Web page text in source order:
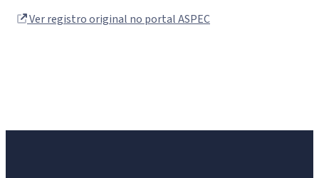
Ver registro original no portal ASPEC